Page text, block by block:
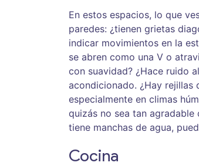
En estos espacios, lo que
paredes: ¿tienen grietas
indicar movimientos en la
se abren como una V o
con suavidad? ¿Hace ruido
acondicionado. ¿Hay rejillas
especialmente en climas
quizás no sea tan
tiene manchas de agua,
Cocina